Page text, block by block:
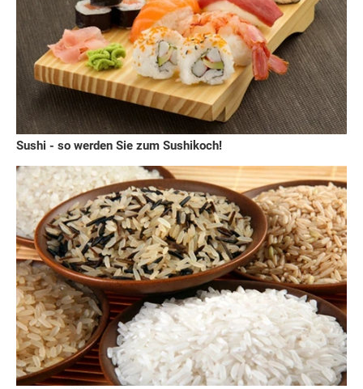
Sushi - so werden Sie zum Sushikoch!